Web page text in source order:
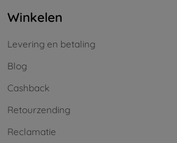
Winkelen
Levering en betaling
Blog
Cashback
Retourzending
Reclamatie